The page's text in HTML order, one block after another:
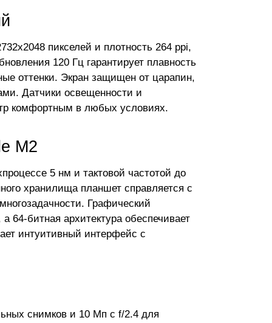
пикселей и плотность 264 ppi,
120 Гц гарантирует плавность
оттенки. Экран защищен от царапин,
Датчики освещенности и
комфортным в любых условиях.
M2
5 нм и тактовой частотой до
хранилища планшет справляется с
Графический
64-битная архитектура обеспечивает
интуитивный интерфейс с
снимков и 10 Мп с f/2.4 для